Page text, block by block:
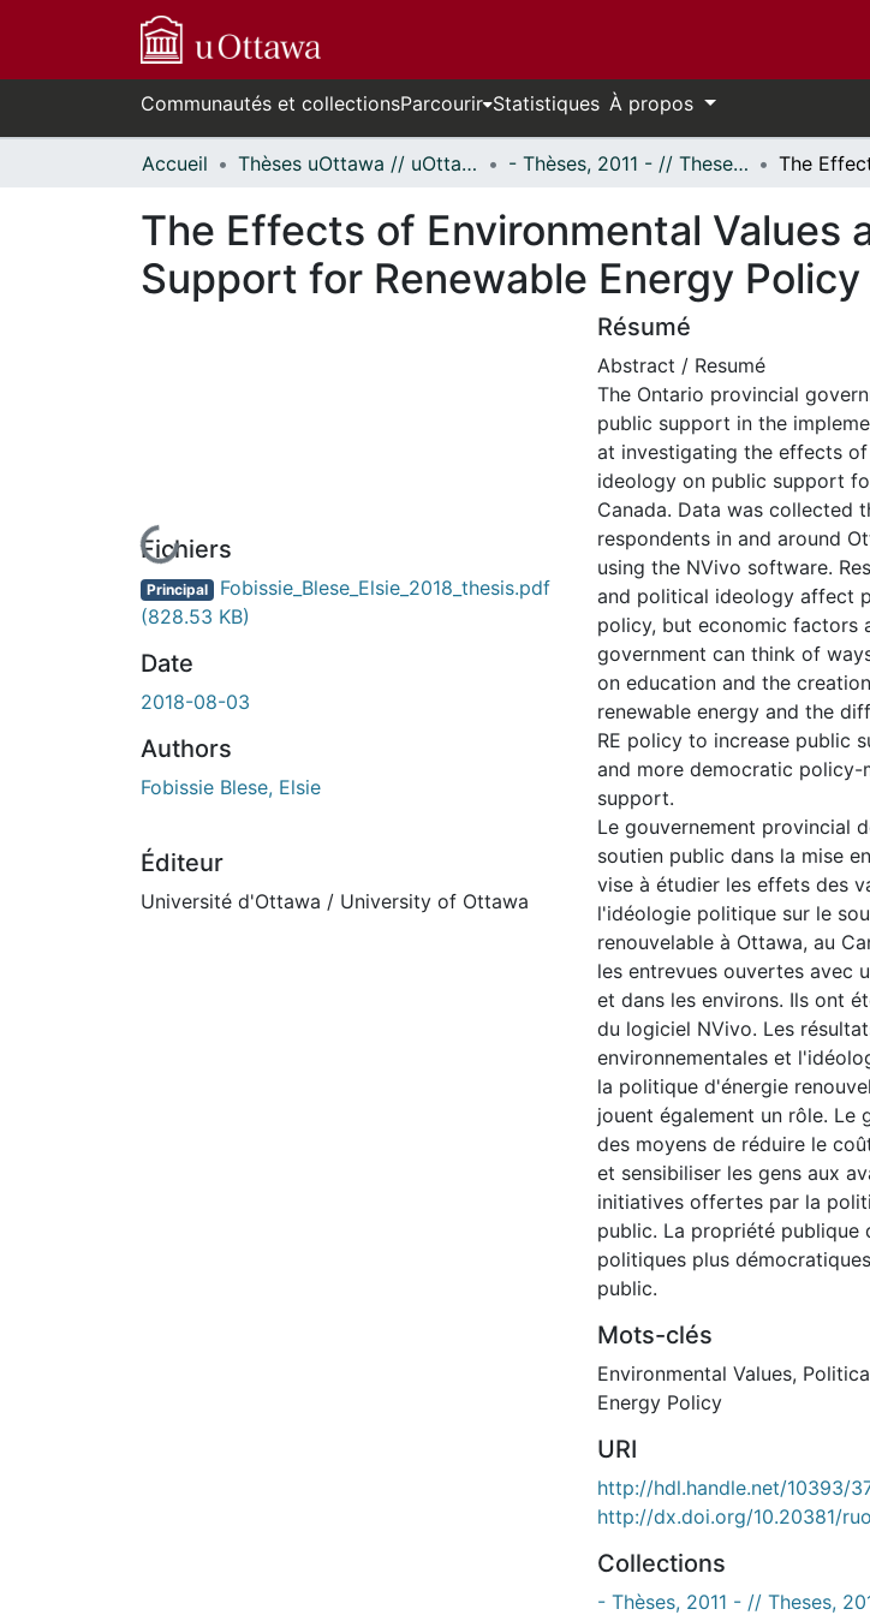
Communautés et collectionsParcourir Statistiques À propos
Accueil Thèses uOttawa // uOttawa Theses - Thèses, 2011 - // Theses, 2011 -
The Effects of Environmental Values
Support for Renewable Energy
En cours de chargement...
Fichiers
Principal Fobissie_Blese_Elsie_2018_thesis.pdf
(828.53 KB)
Date
2018-08-03
Authors
Fobissie Blese, Elsie
Éditeur
Université d'Ottawa / University of Ottawa
Résumé
Abstract / Resumé
The Ontario provincial
public support in the
at investigating the effects
ideology on public support
Canada. Data was collected
respondents in and around
using the NVivo software.
and political ideology affect
policy, but economic factors
government can think of
on education and the
renewable energy and the
RE policy to increase public
and more democratic policy-
support.
Le gouvernement provincial
soutien public dans la mise
vise à étudier les effets des
l'idéologie politique sur le
renouvelable à Ottawa, au
les entrevues ouvertes avec
et dans les environs. Ils ont
du logiciel NVivo. Les
environnementales et
la politique d'énergie
jouent également un rôle. Le
des moyens de réduire le
et sensibiliser les gens aux
initiatives offertes par la
public. La propriété publique
politiques plus
public.
Mots-clés
Environmental Values,
Energy Policy
URI
http://hdl.handle.net/10393/
http://dx.doi.org/10.20381/
Collections
- Thèses, 2011 - // Theses,